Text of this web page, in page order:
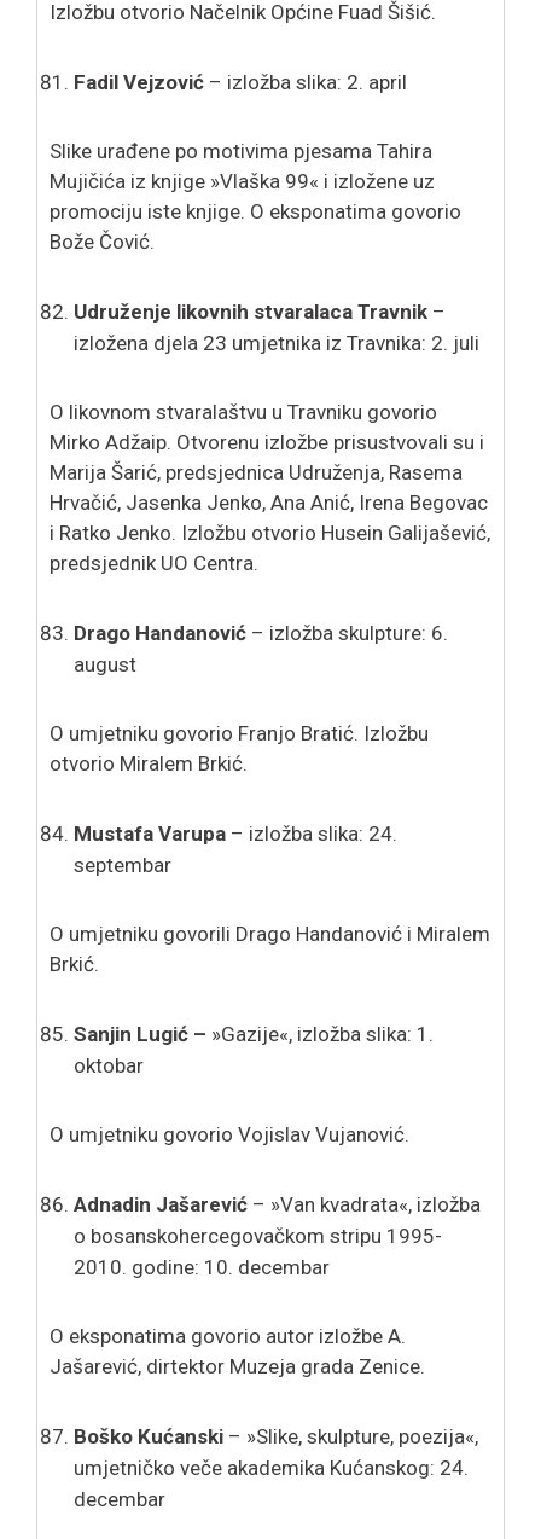
Izložbu otvorio Načelnik Općine Fuad Šišić.
Fadil Vejzović – izložba slika: 2. april
Slike urađene po motivima pjesama Tahira
Mujičića iz knjige »Vlaška 99« i izložene uz
promociju iste knjige. O eksponatima govorio
Bože Čović.
Udruženje likovnih stvaralaca Travnik –
izložena djela 23 umjetnika iz Travnika: 2. juli
O likovnom stvaralaštvu u Travniku govorio
Mirko Adžaip. Otvorenu izložbe prisustvovali su i
Marija Šarić, predsjednica Udruženja, Rasema
Hrvačić, Jasenka Jenko, Ana Anić, Irena Begovac
i Ratko Jenko. Izložbu otvorio Husein Galijašević,
predsjednik UO Centra.
Drago Handanović – izložba skulpture: 6.
august
O umjetniku govorio Franjo Bratić. Izložbu
otvorio Miralem Brkić.
Mustafa Varupa – izložba slika: 24.
septembar
O umjetniku govorili Drago Handanović i Miralem
Brkić.
Sanjin Lugić – »Gazije«, izložba slika: 1.
oktobar
O umjetniku govorio Vojislav Vujanović.
Adnadin Jašarević – »Van kvadrata«, izložba
o bosanskohercegovačkom stripu 1995-
2010. godine: 10. decembar
O eksponatima govorio autor izložbe A.
Jašarević, dirtektor Muzeja grada Zenice.
Boško Kućanski – »Slike, skulpture, poezija«,
umjetničko veče akademika Kućanskog: 24.
decembar